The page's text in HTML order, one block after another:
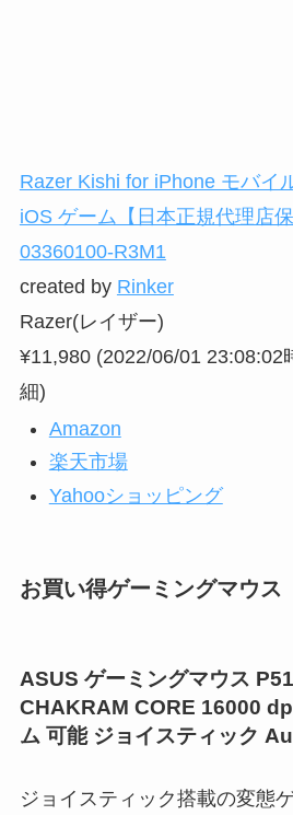
Razer Kishi for iPhone モバイ
iOS ゲーム【日本正規代理店
03360100-R3M1
created by Rinker
Razer(レイザー)
¥11,980 (2022/06/01 23:08:02
細)
Amazon
楽天市場
Yahooショッピング
お買い得ゲーミングマウス
ASUS ゲーミングマウス
CHAKRAM CORE 16000
ム 可能 ジョイスティック
ジョイスティック搭載の変態